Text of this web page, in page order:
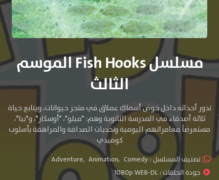
مسلسل Fish Hooks الموسم
الثالث
تدور أحداثه داخل حوض أسماك عملاق في متجر حيوانات، ويتابع حياة
ثلاثة أصدقاء في المدرسة الثانوية وهم: "ميلو"، "أوسكار"، و"بيا"،
مستعرضاً مغامراتهم اليومية وتحديات الصداقة والمراهقة بأسلوب
كوميدي
تصنيف المسلسل : Adventure, Animation, Comedy
جودة الحلقات :1080p WEB-DL